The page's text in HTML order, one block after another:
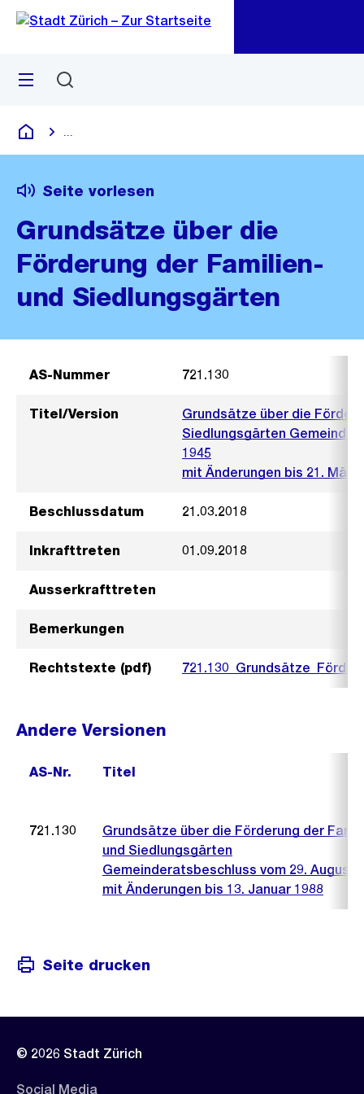
Navigation
Sprunglink
Menü
Deutsch
Seite vorlesen
Grundsätze über die
Förderung der Familien-
und Siedlungsgärten
AS-Nummer 721.130
Titel/Version
Grundsätze über die
Siedlungsgärten
1945
mit Änderungen bis 21. März
Beschlussdatum 21.03.2018
Inkrafttreten 01.09.2018
Ausserkrafttreten
Bemerkungen
Rechtstexte (pdf)
Andere Versionen
AS-Nr. Titel
721.130
Grundsätze über die Förderung der
und Siedlungsgärten
Gemeinderatsbeschluss vom 29. August
mit Änderungen bis 13. Januar 1988
Seite drucken
© 2026 Stadt Zürich
Social Media